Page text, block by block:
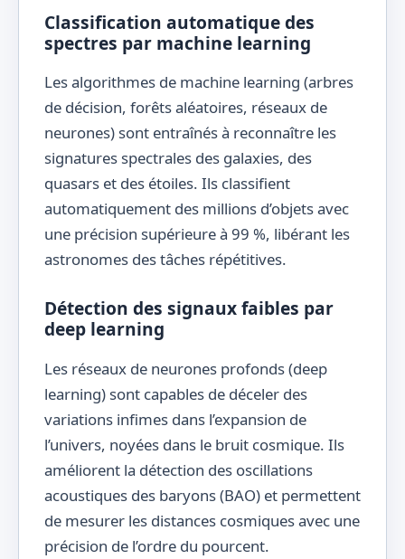
Classification automatique des
spectres par machine learning
Les algorithmes de machine learning (arbres
de décision, forêts aléatoires, réseaux de
neurones) sont entraînés à reconnaître les
signatures spectrales des galaxies, des
quasars et des étoiles. Ils classifient
automatiquement des millions d’objets avec
une précision supérieure à 99 %, libérant les
astronomes des tâches répétitives.
Détection des signaux faibles par
deep learning
Les réseaux de neurones profonds (deep
learning) sont capables de déceler des
variations infimes dans l’expansion de
l’univers, noyées dans le bruit cosmique. Ils
améliorent la détection des oscillations
acoustiques des baryons (BAO) et permettent
de mesurer les distances cosmiques avec une
précision de l’ordre du pourcent.